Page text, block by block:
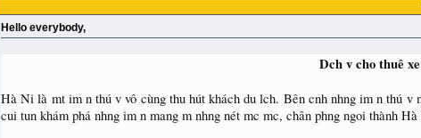
Hello everybody,
Dch v cho thuê
Hà Ni là mt im n thú v vô cùng thu hút khách du lch. Bên cnh nhng im n thú
cui tun khám phá nhng im n mang m nhng nét mc mc, chân phng ngoi thành